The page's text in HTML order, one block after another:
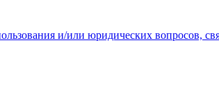
и/или юридических вопросов,